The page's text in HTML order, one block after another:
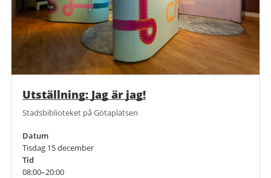
Utställning: Jag är jag!
Stadsbiblioteket på Götaplatsen
Datum
Tisdag 15 december
Tid
08:00–20:00